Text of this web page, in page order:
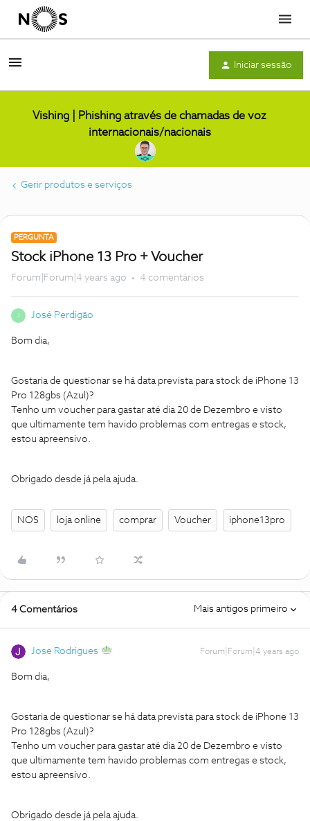
Menu
Iniciar sessão
Vishing | Phishing através de chamadas de voz
internacionais/nacionais
Gerir produtos e serviços
PERGUNTA
Stock iPhone 13 Pro + Voucher
Forum|Forum|4 years ago 4 comentários
José Perdigão
Bom dia,
Gostaria de questionar se há data prevista para stock de iPhone 13
Pro 128gbs (Azul)?
Tenho um voucher para gastar até dia 20 de Dezembro e visto
que ultimamente tem havido problemas com entregas e stock,
estou apreensivo.
Obrigado desde já pela ajuda.
NOS loja online comprar Voucher iphone13pro
4 Comentários Mais antigos primeiro
Jose Rodrigues Forum|Forum|4 years ago
Bom dia,
Gostaria de questionar se há data prevista para stock de iPhone 13
Pro 128gbs (Azul)?
Tenho um voucher para gastar até dia 20 de Dezembro e visto
que ultimamente tem havido problemas com entregas e stock,
estou apreensivo.
Obrigado desde já pela ajuda.